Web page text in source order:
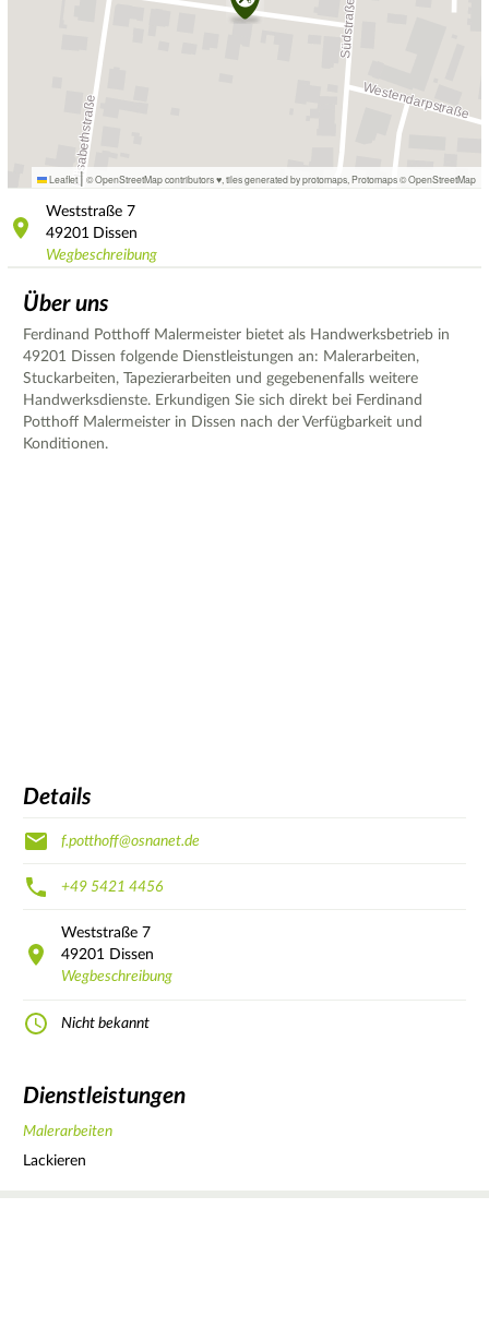
Leaflet | © OpenStreetMap contributors ♥, tiles generated by protomaps Protomaps©OpenStreetMap
Weststraße 7
49201
Dissen
Wegbeschreibung
Über uns
Ferdinand Potthoff Malermeister bietet als Handwerksbetrieb in
49201 Dissen folgende Dienstleistungen an: Malerarbeiten,
Stuckarbeiten, Tapezierarbeiten und gegebenenfalls weitere
Handwerksdienste. Erkundigen Sie sich direkt bei Ferdinand
Potthoff Malermeister in Dissen nach der Verfügbarkeit und
Konditionen.
Details
f.potthoff@osnanet.de
+49 5421 4456
Weststraße 7
49201
Dissen
Wegbeschreibung
Nicht bekannt
Dienstleistungen
Malerarbeiten
Lackieren